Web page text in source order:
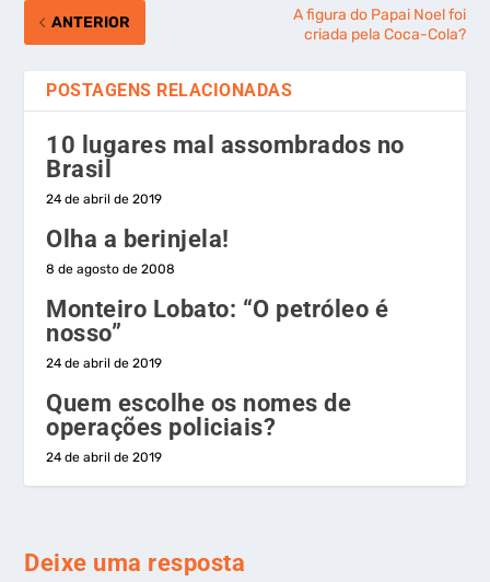
ANTERIOR
A figura do Papai Noel foi
criada pela Coca-Cola?
POSTAGENS RELACIONADAS
10 lugares mal assombrados no
Brasil
24 de abril de 2019
Olha a berinjela!
8 de agosto de 2008
Monteiro Lobato: “O petróleo é
nosso”
24 de abril de 2019
Quem escolhe os nomes de
operações policiais?
24 de abril de 2019
Deixe uma resposta